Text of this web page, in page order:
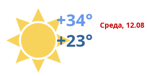
+34°
+23°
Среда, 12.08